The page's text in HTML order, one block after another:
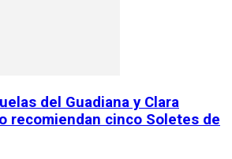
del Guadiana y Clara
recomiendan cinco Soletes de